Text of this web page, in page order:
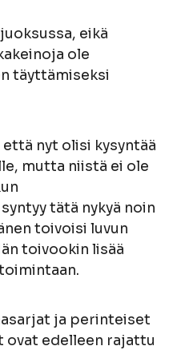
eikä
ole
täyttämiseksi
nyt olisi kysyntää
mutta niistä ei ole
tätä nykyä noin
toivoisi luvun
toivookin lisää
ja perinteiset
ovat edelleen rajattu